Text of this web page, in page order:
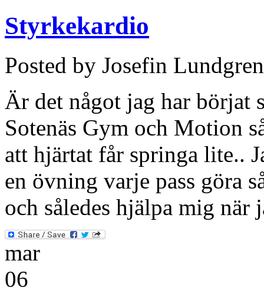
Styrkekardio
Posted by Josefin Lundgren
Är det något jag har börjat
Sotenäs Gym och Motion
att hjärtat får springa lite..
en övning varje pass göra
och således hjälpa mig
mar
06